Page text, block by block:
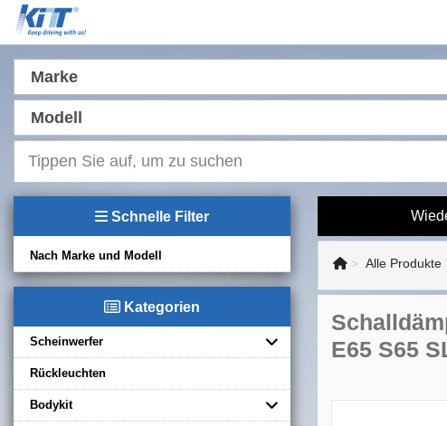
Marke
Modell
Schnelle Filter
Nach Marke und Modell
Kategorien
Scheinwerfer
Rückleuchten
Bodykit
Alle Produkte
E65 S65